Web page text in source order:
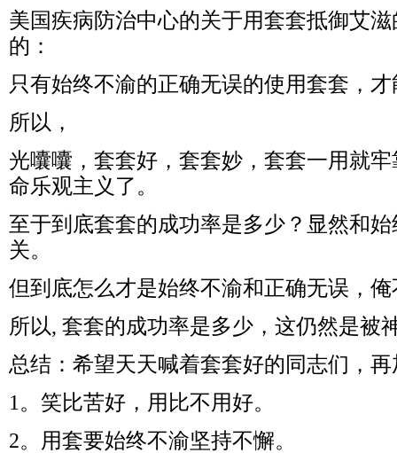
美国疾病防治中心的关于用套套抵御艾
的：
只有始终不渝的正确无误的使用套套，
所以，
光囔囔，套套好，套套妙，套套一用就
命乐观主义了。
至于到底套套的成功率是多少？显然和
关。
但到底怎么才是始终不渝和正确无误，
所以, 套套的成功率是多少，这仍然是被
总结：希望天天喊着套套好的同志们，
1。笑比苦好，用比不用好。
2。用套要始终不渝坚持不懈。